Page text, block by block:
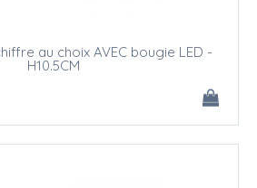
au choix AVEC bougie LED -
H10.5CM